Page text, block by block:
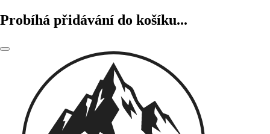
Probíhá přidávání do košíku...